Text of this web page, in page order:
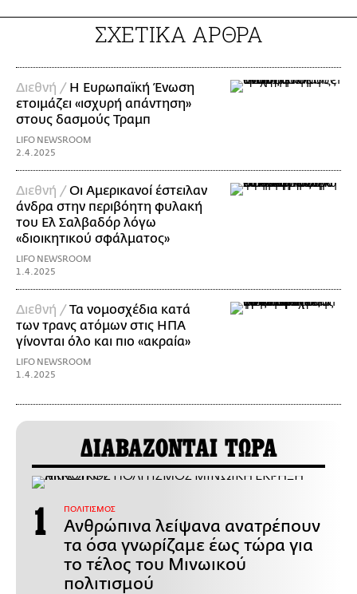
ΣΧΕΤΙΚΑ ΑΡΘΡΑ
Διεθνή / Η Ευρωπαϊκή Ένωση
ετοιμάζει «ισχυρή απάντηση»
στους δασμούς Τραμπ
LIFO NEWSROOM
2.4.2025
Διεθνή /Οι Αμερικανοί έστειλαν
άνδρα στην περιβόητη φυλακή
του Ελ Σαλβαδόρ λόγω
«διοικητικού σφάλματος»
LIFO NEWSROOM
1.4.2025
Διεθνή /Τα νομοσχέδια κατά
των τρανς ατόμων στις ΗΠΑ
γίνονται όλο και πιο «ακραία»
LIFO NEWSROOM
1.4.2025
ΔΙΑΒΑΖΟΝΤΑΙ ΤΩΡΑ
ΠΟΛΙΤΙΣΜΟΣ
Ανθρώπινα λείψανα ανατρέπουν
τα όσα γνωρίζαμε έως τώρα για
το τέλος του Μινωικού
πολιτισμού